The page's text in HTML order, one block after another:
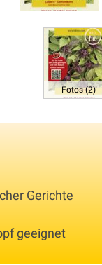
Fotos (2)
Gerichte
geeignet